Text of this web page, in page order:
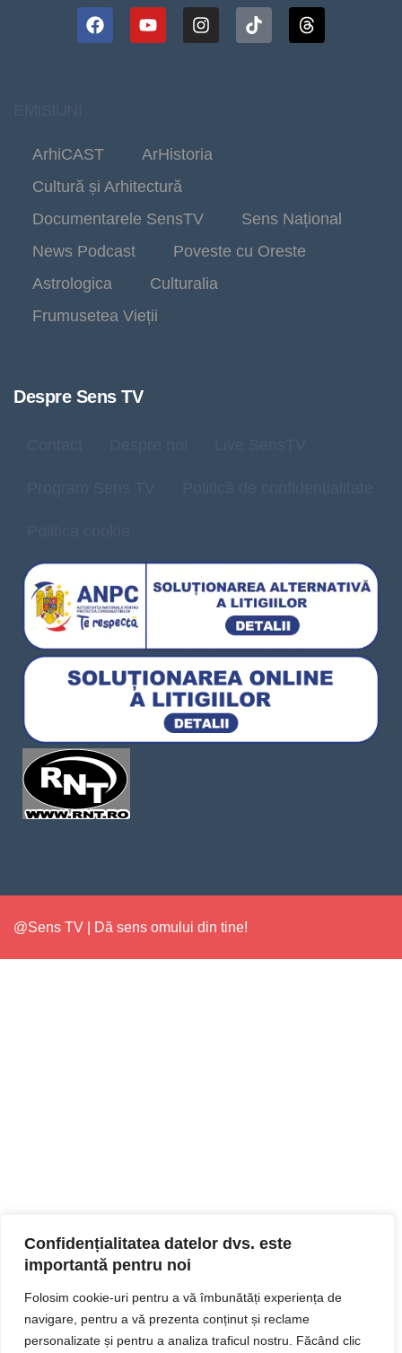
Confidențialitatea datelor dvs. este
importantă pentru noi
Folosim cookie-uri pentru a vă îmbunătăți experiența de
navigare, pentru a vă prezenta conținut și reclame
personalizate și pentru a analiza traficul nostru. Făcând clic
ArhiCAST
ArHistoria
Cultură și Arhitectură
Documentarele SensTV
Sens Național
News Podcast
Poveste cu Oreste
Astrologica
Culturalia
Frumusetea Vieții
Despre Sens TV
@Sens TV | Dă sens omului din tine!